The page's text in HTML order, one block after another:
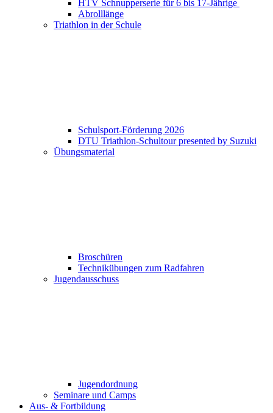
HTV Schnupperserie für 6 bis 17-Jährige
Abrolllänge
Triathlon in der Schule
Schulsport-Förderung 2026
DTU Triathlon-Schultour presented by Suzuki
Übungsmaterial
Broschüren
Technikübungen zum Radfahren
Jugendausschuss
Jugendordnung
Seminare und Camps
Aus- & Fortbildung